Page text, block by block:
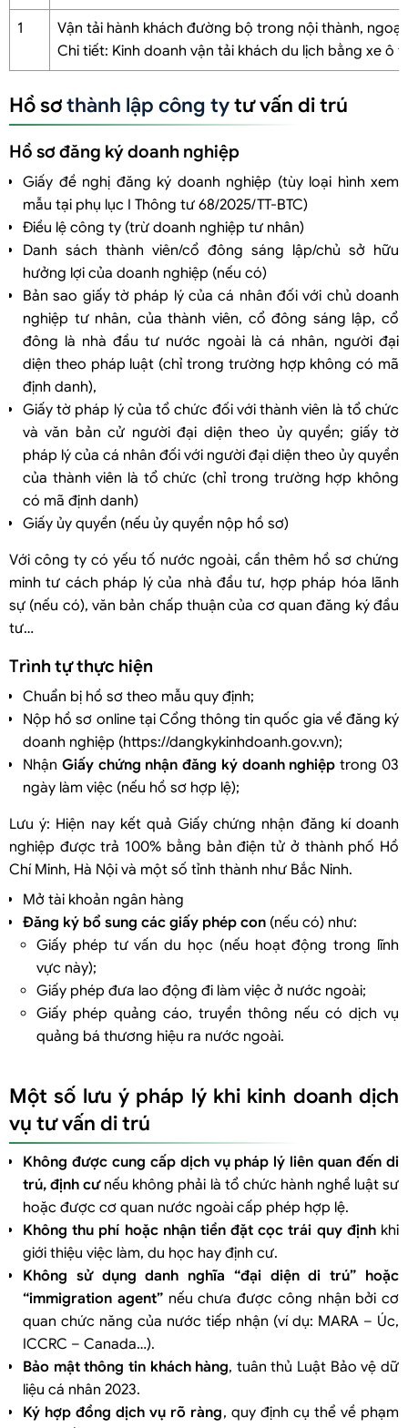
1
Vận tải hành khách đường bộ trong nội thành,
Chi tiết: Kinh doanh vận tải khách du lịch bằng xe ô
Hồ sơthành lập công tytư vấn di trú
Hồ sơ đăng ký doanh nghiệp
Giấy đề nghị đăng ký doanh nghiệp (tùy loại hình xem
mẫu tại phụ lục I Thông tư 68/2025/TT-BTC)
Điều lệ công ty (trừ doanh nghiệp tư nhân)
Danh sách thành viên/cổ đông sáng lập/chủ sở hữu
hưởng lợi của doanh nghiệp (nếu có)
Bản sao giấy tờ pháp lý của cá nhân đối với chủ doanh
nghiệp tư nhân, của thành viên, cổ đông sáng lập, cổ
đông là nhà đầu tư nước ngoài là cá nhân, người đại
diện theo pháp luật (chỉ trong trường hợp không có mã
định danh),
Giấy tờ pháp lý của tổ chức đối với thành viên là tổ chức
và văn bản cử người đại diện theo ủy quyền; giấy tờ
pháp lý của cá nhân đối với người đại diện theo ủy quyền
của thành viên là tổ chức (chỉ trong trường hợp không
có mã định danh)
Giấy ủy quyền (nếu ủy quyền nộp hồ sơ)
Với công ty có yếu tố nước ngoài, cần thêm hồ sơ chứng
minh tư cách pháp lý của nhà đầu tư, hợp pháp hóa lãnh
sự (nếu có), văn bản chấp thuận của cơ quan đăng ký đầu
tư…
Trình tự thực hiện
Chuẩn bị hồ sơ theo mẫu quy định;
Nộp hồ sơ online tại Cổng thông tin quốc gia về đăng ký
doanh nghiệp (https://dangkykinhdoanh.gov.vn);
Nhận Giấy chứng nhận đăng ký doanh nghiệp trong 03
ngày làm việc (nếu hồ sơ hợp lệ);
Lưu ý: Hiện nay kết quả Giấy chứng nhận đăng kí doanh
nghiệp được trả 100% bằng bản điện tử ở thành phố Hồ
Chí Minh, Hà Nội và một số tỉnh thành như Bắc Ninh.
Mở tài khoản ngân hàng
Đăng ký bổ sung các giấy phép con (nếu có) như:
Giấy phép tư vấn du học (nếu hoạt động trong lĩnh
vực này);
Giấy phép đưa lao động đi làm việc ở nước ngoài;
Giấy phép quảng cáo, truyền thông nếu có dịch vụ
quảng bá thương hiệu ra nước ngoài.
Một số lưu ý pháp lý khi kinh doanh dịch
vụ tư vấn di trú
Không được cung cấp dịch vụ pháp lý liên quan đến di
trú, định cưnếu không phải là tổ chức hành nghề luật sư
hoặc được cơ quan nước ngoài cấp phép hợp lệ.
Không thu phí hoặc nhận tiền đặt cọc trái quy địnhkhi
giới thiệu việc làm, du học hay định cư.
Không sử dụng danh nghĩa “đại diện di trú” hoặc
“immigration agent”nếu chưa được công nhận bởi cơ
quan chức năng của nước tiếp nhận (ví dụ: MARA – Úc,
ICCRC – Canada…).
Bảo mật thông tin khách hàng, tuân thủ Luật Bảo vệ dữ
liệu cá nhân 2023.
Ký hợp đồng dịch vụ rõ ràng, quy định cụ thể về phạm